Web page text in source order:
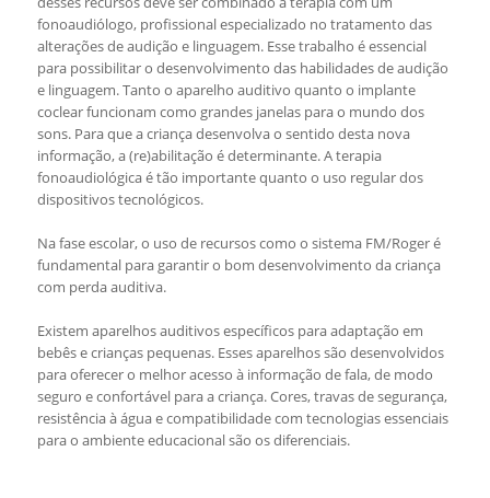
fonoaudiólogo, profissional especializado no tratamento das
alterações de audição e linguagem. Esse trabalho é essencial
para possibilitar o desenvolvimento das habilidades de audição
e linguagem. Tanto o aparelho auditivo quanto o implante
coclear funcionam como grandes janelas para o mundo dos
sons. Para que a criança desenvolva o sentido desta nova
informação, a (re)abilitação é determinante. A terapia
fonoaudiológica é tão importante quanto o uso regular dos
dispositivos tecnológicos.
Na fase escolar, o uso de recursos como o sistema FM/Roger é
fundamental para garantir o bom desenvolvimento da criança
com perda auditiva.
Existem aparelhos auditivos específicos para adaptação em
bebês e crianças pequenas. Esses aparelhos são desenvolvidos
para oferecer o melhor acesso à informação de fala, de modo
seguro e confortável para a criança. Cores, travas de segurança,
resistência à água e compatibilidade com tecnologias essenciais
para o ambiente educacional são os diferenciais.